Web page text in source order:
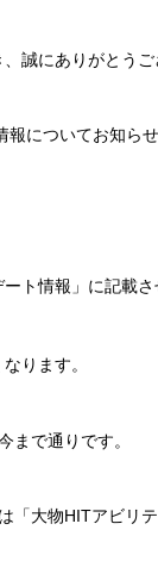
誠にありがとうご
についてお知らせ
ト情報」に記載
ります。
まで通りです。
大物HITアビリ